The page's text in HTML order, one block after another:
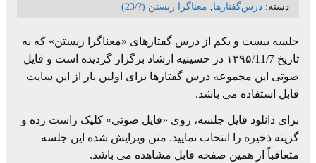
دسته: درس‌گفتارها معناگرا زیستن (?/23)
جلسه بیست و یکم از درس گفتارهای «معناگرا زیستن» که به
تاریخ ۱۳۹۵/11/7 در حسینیه ارشاد برگزار گردیده است و فایل
صوتی این مجموعه درس گفتارها برای اولین بار از این سایت
قابل استفاده می باشد.
برای دانلود فایل جلسه، روی «فایل صوتی» کلیک راست زده و
گزینه ذخیره را انتخاب نمایید. متن ویرایش شده این جلسه
متعاقباً از همین صفحه قابل مشاهده می باشد.